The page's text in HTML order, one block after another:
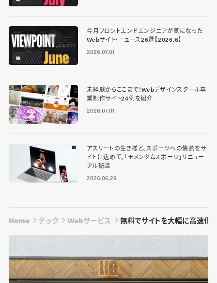
今月フロントエンドエンジニアが気になった
Webサイト・ニュース26選【2026.6】
2026.07.01
未経験からここまで！Webデザインスクール卒
業制作サイト24例を紹介
2026.07.01
アスリートの生き様と、スポーツへの情熱をサ
イトに込めて。「モメンタムスポーツ」リニュー
アル秘話
2026.06.29
Home テック Webサービス 無料でサイトを大幅に高速